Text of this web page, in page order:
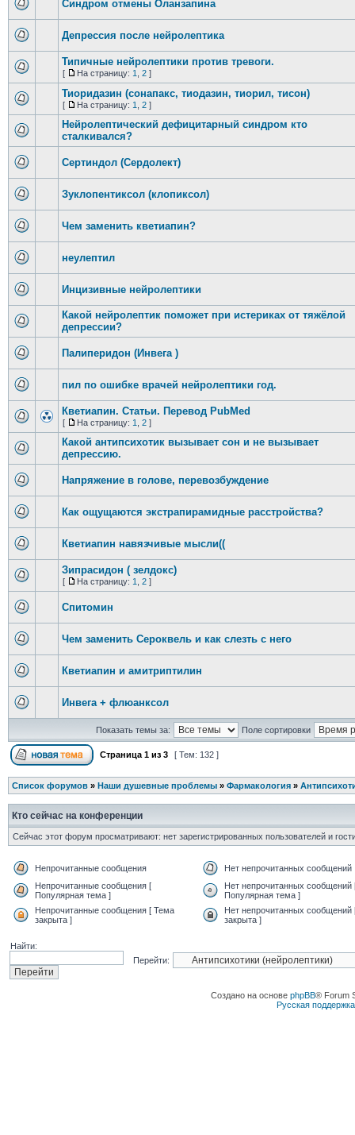
Синдром отмены Оланзапина
Депрессия после нейролептика
Типичные нейролептики против тревоги.
[ На страницу: 1 2]
Тиоридазин (сонапакс, тиодазин, тиорил, тисон)
[ На страницу: 1 2]
Нейролептический дефицитарный синдром кто
сталкивался?
Сертиндол (Сердолект)
Зуклопентиксол (клопиксол)
Чем заменить кветиапин?
неулептил
Инцизивные нейролептики
Какой нейролептик поможет при истериках от тяжёлой
депрессии?
Палиперидон (Инвега )
пил по ошибке врачей нейролептики год.
Кветиапин. Статьи. Перевод PubMed
[ На страницу: 1 2]
Какой антипсихотик вызывает сон и не вызывает
депрессию.
Напряжение в голове, перевозбуждение
Как ощущаются экстрапирамидные расстройства?
Кветиапин навязчивые мысли((
Зипрасидон ( зелдокс)
[ На страницу: 1 2]
Спитомин
Чем заменить Сероквель и как слезть с него
Кветиапин и амитриптилин
Инвега + флюанксол
Показать темы за: Поле сортировки
Страница 1из 3 [ Тем: 132 ]
Список форумов» Наши душевные проблемы» Фармакология»
Кто сейчас на конференции
Сейчас этот форум просматривают: нет зарегистрированных пользователей и
Непрочитанные сообщения
Нет непрочитанных сообщений
Непрочитанные сообщения [
Популярная тема ]
Нет непрочитанных сообщений
Популярная тема ]
Непрочитанные сообщения [ Тема
закрыта ]
Нет непрочитанных сообщений
закрыта ]
Найти:
Перейти:
Создано на основе phpBB® Forum
Русская